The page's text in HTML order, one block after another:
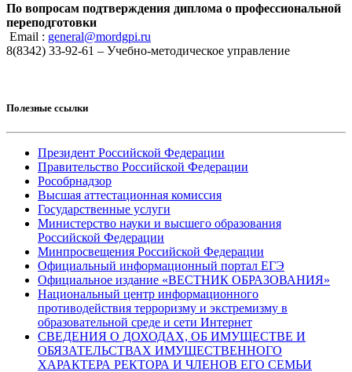
По вопросам подтверждения диплома о профессиональной
переподготовки
Email : general@mordgpi.ru
8(8342) 33-92-61 – Учебно-методическое управление
Полезные ссылки
Президент Российской Федерации
Правительство Российской Федерации
Рособрнадзор
Высшая аттестационная комиссия
Государственные услуги
Министерство науки и высшего образования
Российской Федерации
Минпросвещения Российской Федерации
Официальный информационный портал ЕГЭ
Официальное издание «ВЕСТНИК ОБРАЗОВАНИЯ»
Национальный центр информационного
противодействия терроризму и экстремизму в
образовательной среде и сети Интернет
СВЕДЕНИЯ О ДОХОДАХ, ОБ ИМУЩЕСТВЕ И
ОБЯЗАТЕЛЬСТВАХ ИМУЩЕСТВЕННОГО
ХАРАКТЕРА РЕКТОРА И ЧЛЕНОВ ЕГО СЕМЬИ